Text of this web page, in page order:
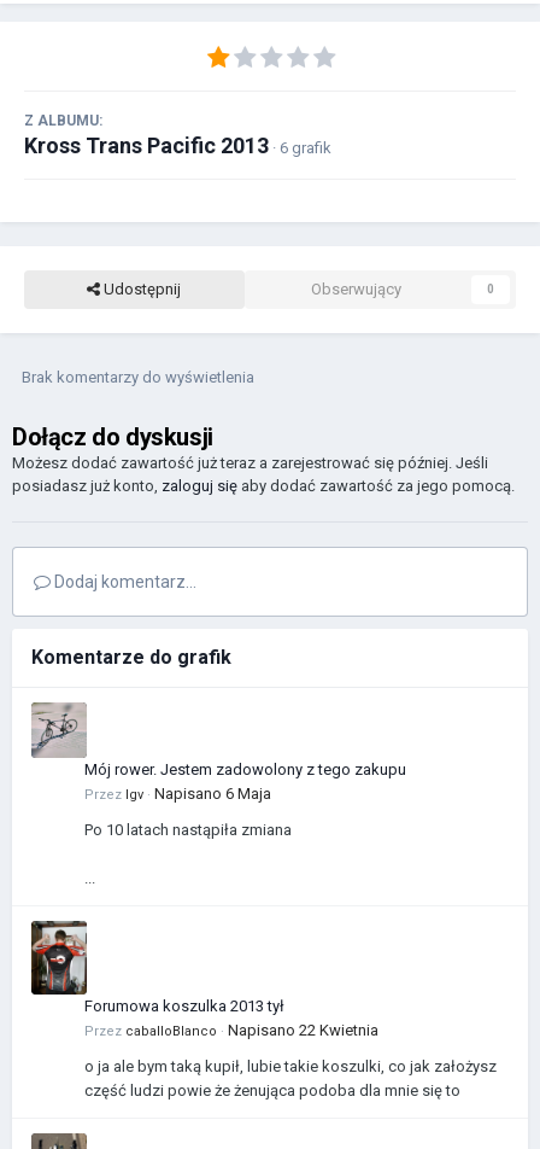
Z ALBUMU:
Kross Trans Pacific 2013 · 6 grafik
Udostępnij Obserwujący 0
Brak komentarzy do wyświetlenia
Dołącz do dyskusji
Możesz dodać zawartość już teraz a zarejestrować się później. Jeśli
posiadasz już konto, zaloguj się aby dodać zawartość za jego pomocą.
Dodaj komentarz...
Komentarze do grafik
Mój rower. Jestem zadowolony z tego zakupu
Przez Igv · Napisano 6 Maja
Po 10 latach nastąpiła zmiana
Forumowa koszulka 2013 tył
Przez caballoBlanco · Napisano 22 Kwietnia
o ja ale bym taką kupił, lubie takie koszulki, co jak założysz
część ludzi powie że żenująca podoba dla mnie się to